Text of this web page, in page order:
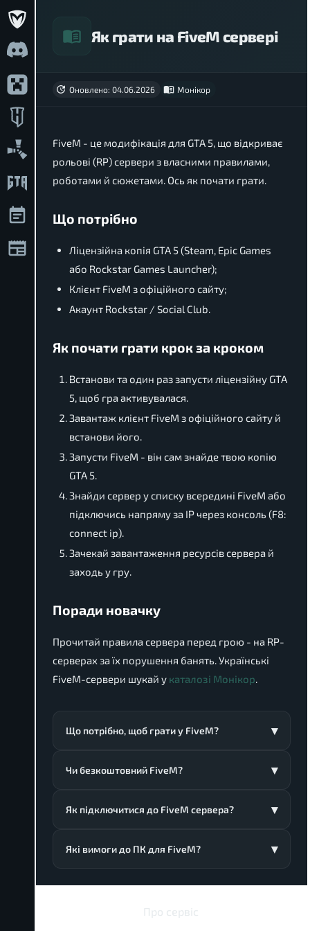
Як грати на FiveM сервері
Оновлено: 04.06.2026 Монікор
FiveM - це модифікація для GTA 5, що відкриває
рольові (RP) сервери з власними правилами,
роботами й сюжетами. Ось як почати грати.
Що потрібно
Ліцензійна копія GTA 5 (Steam, Epic Games
або Rockstar Games Launcher);
Клієнт FiveM з офіційного сайту;
Акаунт Rockstar / Social Club.
Як почати грати крок за кроком
Встанови та один раз запусти ліцензійну GTA
5, щоб гра активувалася.
Завантаж клієнт FiveM з офіційного сайту й
встанови його.
Запусти FiveM - він сам знайде твою копію
GTA 5.
Знайди сервер у списку всередині FiveM або
підключись напряму за IP через консоль (F8:
connect ip).
Зачекай завантаження ресурсів сервера й
заходь у гру.
Поради новачку
Прочитай правила сервера перед грою - на RP-
серверах за їх порушення банять. Українські
FiveM-сервери шукай у каталозі Монікор.
Що потрібно, щоб грати у FiveM?
Чи безкоштовний FiveM?
Як підключитися до FiveM сервера?
Які вимоги до ПК для FiveM?